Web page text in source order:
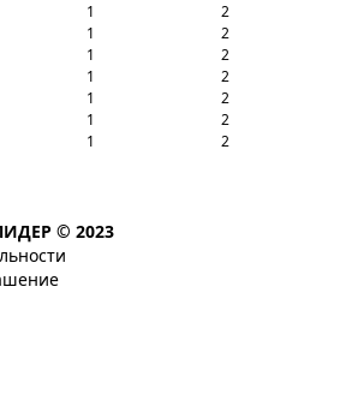
1
2
1
2
1
2
1
2
1
2
1
2
1 2
© 2023